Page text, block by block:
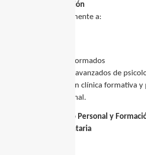
Especialización
Dirigida principalmente a:
terapeutas formados
estudiantes avanzados de
Incluye supervisión clínica formativa y
terapéutico personal.
Crecimiento Personal y
Complementaria